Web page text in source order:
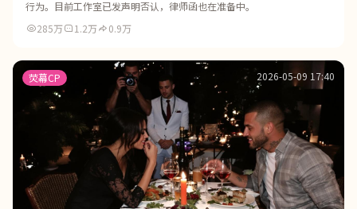
行为。目前工作室已发声明否认，律师函也在准备中。
285万
1.2万 0.9万
荧幕CP 2026-05-09 17:40